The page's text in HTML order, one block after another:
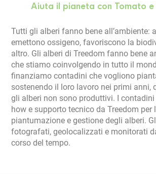
Aiuta il pianeta con Tomato e
Tutti gli alberi fanno bene all’ambiente:
emettono ossigeno, favoriscono la
altro. Gli alberi di Treedom fanno bene
che stiamo coinvolgendo in tutto il
finanziamo contadini che vogliono
sostenendo il loro lavoro nei primi anni,
gli alberi non sono produttivi. I
how e supporto tecnico da Treedom per
piantumazione e gestione degli alberi.
fotografati, geolocalizzati e monitorati
corso del tempo.